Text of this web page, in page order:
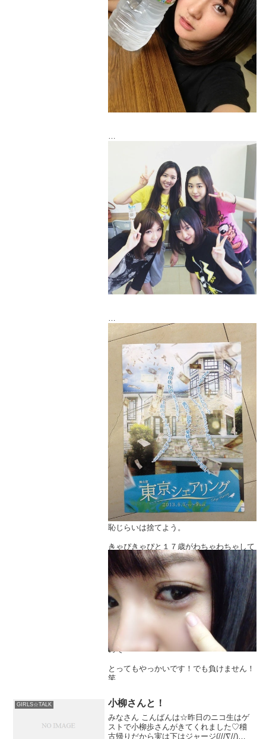
合わせもこちらへ。
セーラームーンで例えると！
あいりさん ジュピター
まことさん マーズ
りほさん セーラームーン
あやな ちびうさちゃん
こんな感じであろうと話し合いました(笑)
稽古入る前にウォーミングアップで即興芝
居したり！走ったり！と
今日は一段と楽しかったです(￣ー￣)♪
それから演じる役がだいたいキャラが安定
してきて
本番はみなさんを笑わせることに最善を尽
くします！！！
恥じらいは捨てよう。
きゃぴきゃぴと１７歳がわちゃわちゃして
るので
自分の娘かのように優しく温かく観てくだ
さいね(笑)
あ！チラシが出来ました！(((o(*ﾟ▽ﾟ*)o)))
いっぱい持って返ってきたので配りまくる
ぞー！
舞台楽しみにしてて下さいね♪
そういえば、ものもらいが出来たかもしれ
ない。
口内炎とかものもらい全然出来たことない
ので
とってもやっかいです！でも負けません！
笑
バリッちょ★
GIRLS☆TALK 小柳さんと！
みなさん こんばんは☆昨日のニコ生はゲ
ストで小柳歩さんがきてくれました♡稽
古帰りだから実は下はジャージ(///∇//)始